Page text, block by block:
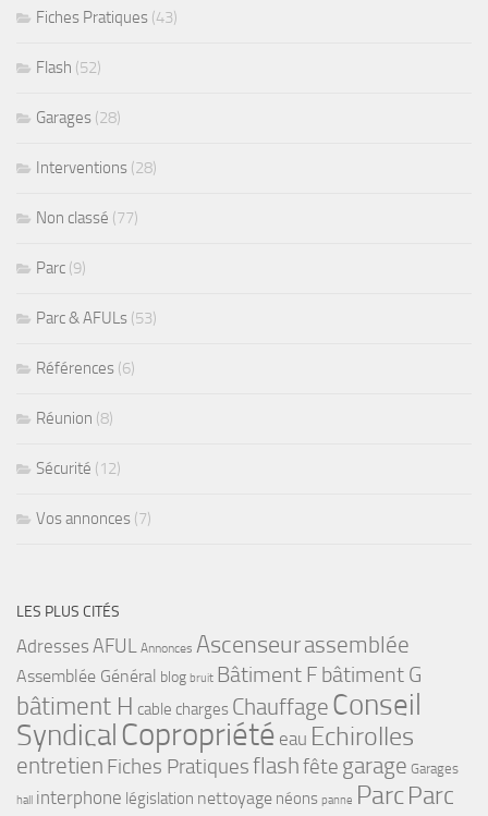
Fiches Pratiques (43)
Flash (52)
Garages (28)
Interventions (28)
Non classé (77)
Parc (9)
Parc & AFULs (53)
Références (6)
Réunion (8)
Sécurité (12)
Vos annonces (7)
LES PLUS CITÉS
Adresses AFUL Annonces Ascenseurassemblée
Assemblée Général blog bruit Bâtiment F bâtiment G
bâtiment H cable charges Chauffage Conseil
Syndical Copropriété eau Echirolles
entretien Fiches Pratiquesflashfête garage Garages
hall interphone législation nettoyage néons panne ParcParc